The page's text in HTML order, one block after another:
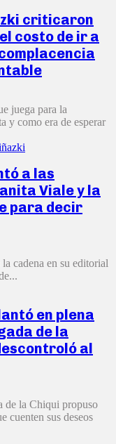
criticaron
costo de ir a
juega para la
y como era de esperar
a las
Viale y la
para decir
cadena en su editorial
en plena
de la
al
de la Chiqui propuso
cuenten sus deseos